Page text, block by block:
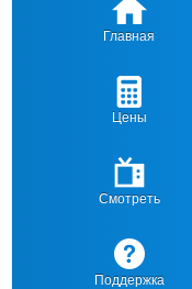
Главная
Цены
Смотреть
Поддержка